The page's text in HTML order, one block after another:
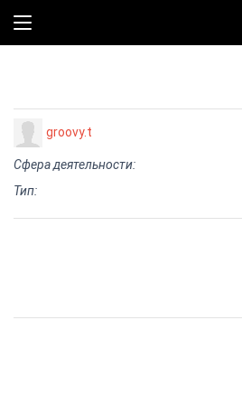
groovy.t
Сфера деятельности:
Тип: